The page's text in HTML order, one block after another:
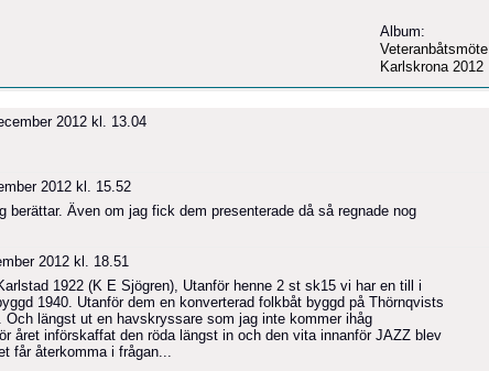
Album:
Veteranbåtsmöte
Karlskrona 2012
2012 kl. 13.04
2012 kl. 15.52
berättar. Även om jag fick dem presenterade då så regnade nog
2012 kl. 18.51
1922 (K E Sjögren), Utanför henne 2 st sk15 vi har en till i
1940. Utanför dem en konverterad folkbåt byggd på Thörnqvists
längst ut en havskryssare som jag inte kommer ihåg
året införskaffat den röda längst in och den vita innanför JAZZ blev
får återkomma i frågan...